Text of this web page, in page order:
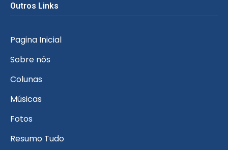
Outros Links
Pagina Inicial
Sobre nós
Colunas
Músicas
Fotos
Resumo Tudo